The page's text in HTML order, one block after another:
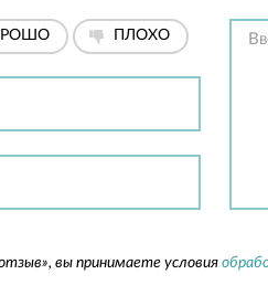
ПЛОХО
вы принимаете условия